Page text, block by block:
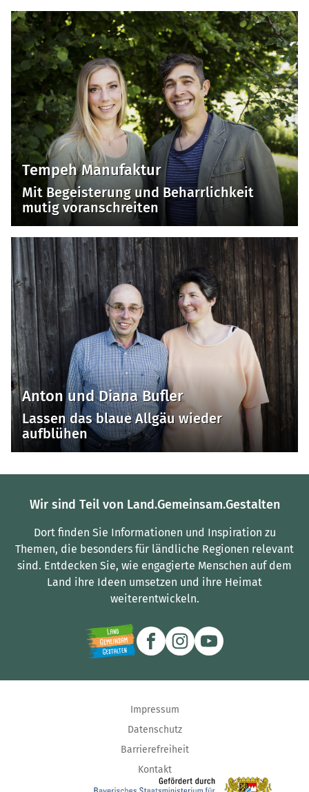
Tempeh Manufaktur
Mit Begeisterung und Beharrlichkeit
mutig voranschreiten
Anton und Diana Bufler
Lassen das blaue Allgäu wieder
aufblühen
Wir sind Teil von Land.Gemeinsam.Gestalten
Dort finden Sie Informationen und Inspiration zu
Themen, die besonders für ländliche Regionen relevant
sind. Entdecken Sie, wie engagierte Menschen auf dem
Land ihre Ideen umsetzen und ihre Heimat
weiterentwickeln.
Impressum
Datenschutz
Barrierefreiheit
Kontakt